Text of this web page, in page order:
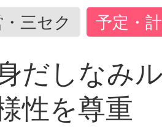
三セク 予定・
だしなみ
性を尊重